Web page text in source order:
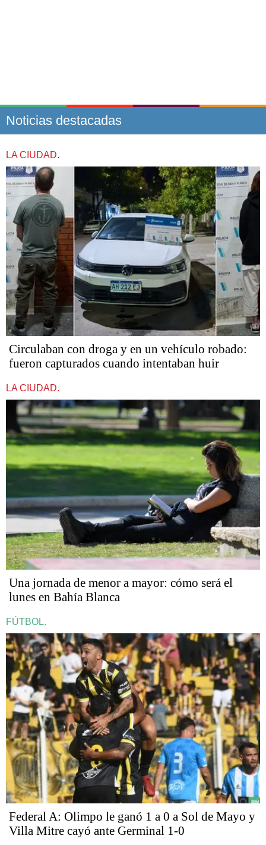
Noticias destacadas
LA CIUDAD.
Circulaban con droga y en un vehículo robado:
fueron capturados cuando intentaban huir
LA CIUDAD.
Una jornada de menor a mayor: cómo será el
lunes en Bahía Blanca
FÚTBOL.
Federal A: Olimpo le ganó 1 a 0 a Sol de Mayo y
Villa Mitre cayó ante Germinal 1-0